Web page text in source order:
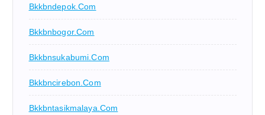
Bkkbndepok.com
Bkkbnbogor.com
Bkkbnsukabumi.com
Bkkbncirebon.com
Bkkbntasikmalaya.com